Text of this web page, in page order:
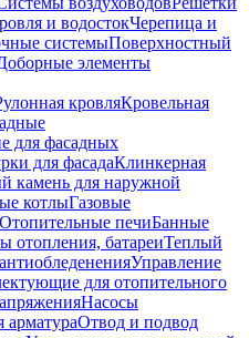
и водостокЧерепица и
системыПоверхностный
элементы
кровляКровельная
для фасадных
для фасадаКлинкерная
камень для наружной
котлыГазовые
Отопительные печиБанные
отопления, батареиТеплый
Управление
для отопительного
Насосы
арматураОтвод и подвод